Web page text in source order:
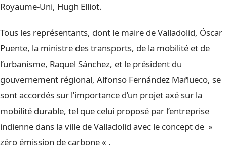
Royaume-Uni, Hugh Elliot.
Tous les représentants, dont le maire de Valladolid, Óscar
Puente, la ministre des transports, de la mobilité et de
l’urbanisme, Raquel Sánchez, et le président du
gouvernement régional, Alfonso Fernández Mañueco, se
sont accordés sur l’importance d’un projet axé sur la
mobilité durable, tel que celui proposé par l’entreprise
indienne dans la ville de Valladolid avec le concept de »
zéro émission de carbone « .